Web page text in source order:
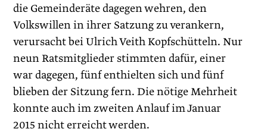
die Gemeinderäte dagegen wehren, den
Volkswillen in ihrer Satzung zu verankern,
verursacht bei Ulrich Veith Kopfschütteln. Nur
neun Ratsmitglieder stimmten dafür, einer
war dagegen, fünf enthielten sich und fünf
blieben der Sitzung fern. Die nötige Mehrheit
konnte auch im zweiten Anlauf im Januar
2015 nicht erreicht werden.